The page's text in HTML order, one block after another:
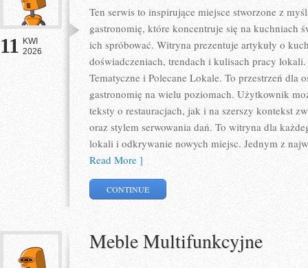
11 KWI
2026
Ten serwis to inspirujące miejsce stworzone z
gastronomię, które koncentruje się na kuchniach
ich spróbować. Witryna prezentuje artykuły o
doświadczeniach, trendach i kulisach pracy
Tematyczne i Polecane Lokale. To przestrzeń dla
gastronomię na wielu poziomach. Użytkownik
teksty o restauracjach, jak i na szerszy kontekst
oraz stylem serwowania dań. To witryna dla
lokali i odkrywanie nowych miejsc. Jednym z
Read More ]
CONTINUE
Meble Multifunkcyjne